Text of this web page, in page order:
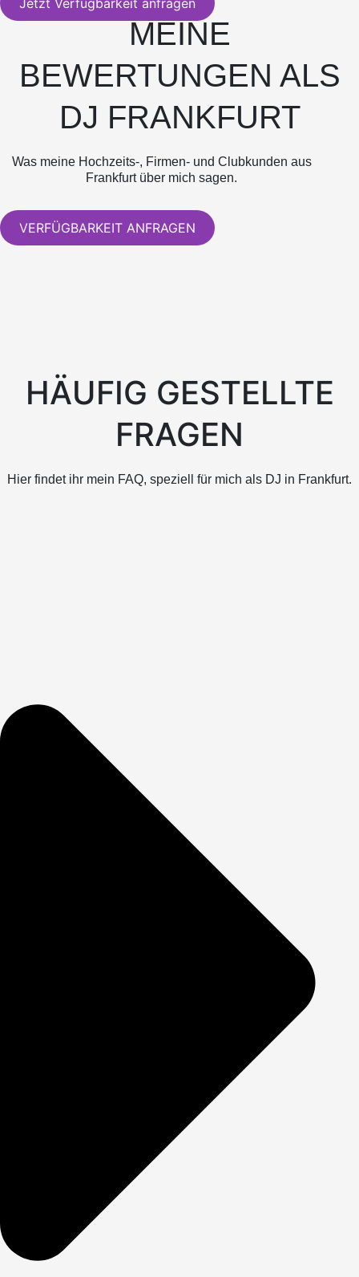
MEINE
BEWERTUNGEN ALS
DJ FRANKFURT
Was meine Hochzeits-, Firmen- und Clubkunden aus
Frankfurt über mich sagen.
VERFÜGBARKEIT ANFRAGEN
HÄUFIG GESTELLTE
FRAGEN
Hier findet ihr mein FAQ, speziell für mich als DJ in Frankfurt.